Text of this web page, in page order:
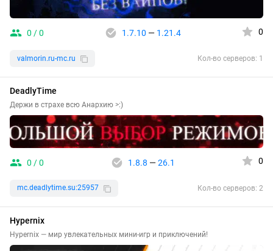
0 / 0 1.7.10 — 1.21.4 0
valmorin.ru-mc.ru Кол-во серверов: 1
DeadlyTime
Держи в страхе всю Анархию >:)
0 / 0 1.8.8 — 26.1 0
mc.deadlytime.su:25957 Кол-во серверов: 2
Hypernix
Hypernix — мир увлекательных мини-игр и приключений!